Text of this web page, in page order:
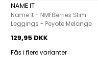
NAME IT
Name It - NMFBerries Slim
Leggings - Peyote Melange
129,95 DKK
Fås i flere varianter